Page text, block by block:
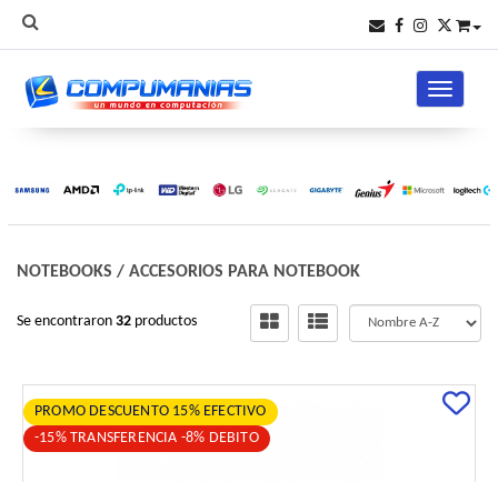
Toggle
NOTEBOOKS / ACCESORIOS PARA NOTEBOOK
Se encontraron 32 productos
PROMO DESCUENTO 15% EFECTIVO
-15% TRANSFERENCIA -8% DEBITO